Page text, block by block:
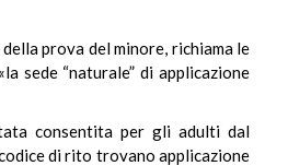
prova del minore, richiama le
sede “naturale” di applicazione
consentita per gli adulti dal
di rito trovano applicazione